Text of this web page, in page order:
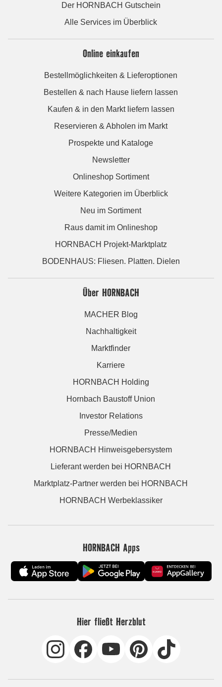
Der HORNBACH Gutschein
Alle Services im Überblick
Online einkaufen
Bestellmöglichkeiten & Lieferoptionen
Bestellen & nach Hause liefern lassen
Kaufen & in den Markt liefern lassen
Reservieren & Abholen im Markt
Prospekte und Kataloge
Newsletter
Onlineshop Sortiment
Weitere Kategorien im Überblick
Neu im Sortiment
Raus damit im Onlineshop
HORNBACH Projekt-Marktplatz
BODENHAUS: Fliesen. Platten. Dielen
Über HORNBACH
MACHER Blog
Nachhaltigkeit
Marktfinder
Karriere
HORNBACH Holding
Hornbach Baustoff Union
Investor Relations
Presse/Medien
HORNBACH Hinweisgebersystem
Lieferant werden bei HORNBACH
Marktplatz-Partner werden bei HORNBACH
HORNBACH Werbeklassiker
HORNBACH Apps
Hier fließt Herzblut